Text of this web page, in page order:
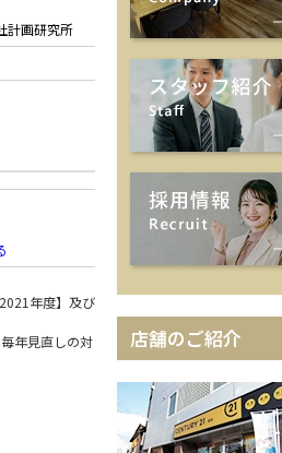
計画研究所
年度】及び
年見直しの対
店舗のご紹介